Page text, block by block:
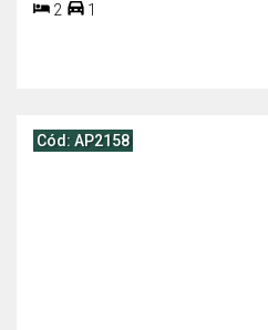
2
1
Cód: AP2158